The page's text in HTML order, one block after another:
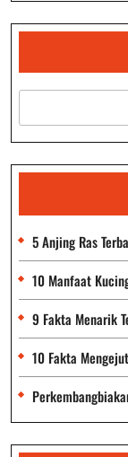
Satwa
Liar
5 Anjing Ras
10 Manfaat
9 Fakta Menarik
10 Fakta